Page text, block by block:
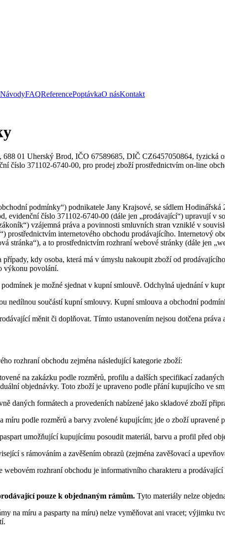
NávodyFAQReferencePoptávkaO násKontakt
688 01 Uherský Brod, IČO 67589685, DIČ CZ6457050864, fyzická
číslo 371102-6740-00, pro prodej zboží prostřednictvím on-line
podmínky“) podnikatele Jany Krajsové, se sídlem
evidenční číslo 371102-6740-00 (dále jen „prodávající“) upravují v
vzájemná práva a povinnosti smluvních stran vzniklé v
prostřednictvím internetového obchodu prodávajícího. Internetový
stránka“), a to prostřednictvím rozhraní webové stránky (dále jen
kdy osoba, která má v úmyslu nakoupit zboží od
výkonu povolání.
je možné sjednat v kupní smlouvě. Odchylná ujednání v
nedílnou součástí kupní smlouvy. Kupní smlouva a obchodní
měnit či doplňovat. Tímto ustanovením nejsou dotčena
rozhraní obchodu zejména následující kategorie zboží:
na zakázku podle rozměrů, profilu a dalších specifikací
objednávky. Toto zboží je upraveno podle přání kupujícího ve
daných formátech a provedeních nabízené jako skladové zboží
míru podle rozměrů a barvy zvolené kupujícím; jde o zboží
umožňující kupujícímu posoudit materiál, barvu a profil před
s rámováním a zavěšením obrazů (zejména zavěšovací a
webovém rozhraní obchodu je informativního charakteru a
pouze k objednaným rámům. Tyto materiály nelze
na míru a pasparty na míru) nelze vyměňovat ani vracet; výjimku